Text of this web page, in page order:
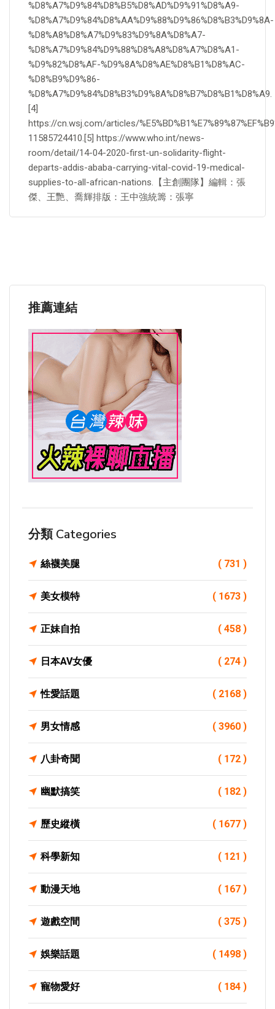
%D8%A7%D9%84%D8%B5%D8%AD%D9%91%D8%A9-
%D8%A7%D9%84%D8%AA%D9%88%D9%86%D8%B3%D9%8A-
%D8%A8%D8%A7%D9%83%D9%8A%D8%A7-
%D8%A7%D9%84%D9%88%D8%A8%D8%A7%D8%A1-
%D9%82%D8%AF-%D9%8A%D8%AE%D8%B1%D8%AC-
%D8%B9%D9%86-
%D8%A7%D9%84%D8%B3%D9%8A%D8%B7%D8%B1%D8%A9.
[4]
https://cn.wsj.com/articles/
11585724410.[5] https://www.who.int/news-
room/detail/14-04-2020-first-un-solidarity-flight-
departs-addis-ababa-carrying-vital-covid-19-medical-
supplies-to-all-african-nations.【主創團隊】編輯：張
傑、王艷、喬輝排版：王中強統籌：張寧
推薦連結
分類 Categories
絲襪美腿 ( 731 )
美女模特 ( 1673 )
正妹自拍 ( 458 )
日本AV女優 ( 274 )
性愛話題 ( 2168 )
男女情感 ( 3960 )
八卦奇聞 ( 172 )
幽默搞笑 ( 182 )
歷史縱橫 ( 1677 )
科學新知 ( 121 )
動漫天地 ( 167 )
遊戲空間 ( 375 )
娛樂話題 ( 1498 )
寵物愛好 ( 184 )